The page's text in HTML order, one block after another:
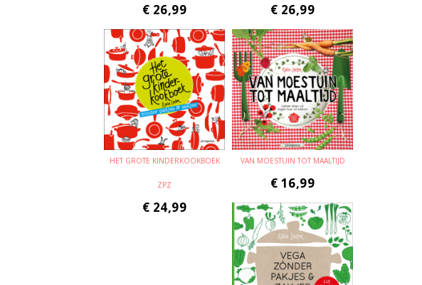
€ 26,99 € 26,99
HET GROTE KINDERKOOKBOEK
ZPZ
€ 24,99
VAN MOESTUIN TOT MAALTIJD
€ 16,99